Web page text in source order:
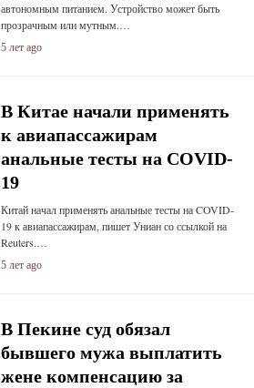
автономным питанием. Устройство может быть
прозрачным или мутным.…
5 лет ago
В Китае начали применять
к авиапассажирам
анальные тесты на COVID-
19
Китай начал применять анальные тесты на COVID-
19 к авиапассажирам, пишет Униан со ссылкой на
Reuters.…
5 лет ago
В Пекине суд обязал
бывшего мужа выплатить
жене компенсацию за